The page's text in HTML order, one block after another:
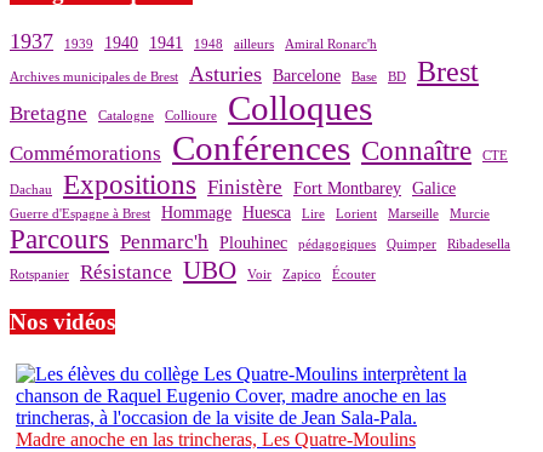
1937 1939 1940 1941 1948 ailleurs Amiral Ronarc'h
Archives municipales de Brest Asturies Barcelone Base BD Brest
Bretagne Catalogne Collioure Colloques
Commémorations Conférences Connaître CTE
Dachau Expositions Finistère Fort Montbarey Galice
Guerre d'Espagne à Brest Hommage Huesca Lire Lorient Marseille Murcie
Parcours Penmarc'h Plouhinec pédagogiques Quimper Ribadesella
Rotspanier Résistance UBO Voir Zapico Écouter
Nos vidéos
Madre anoche en las trincheras, Les Quatre-Moulins